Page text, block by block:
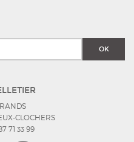
OK
CLOCHERS
71 33 99